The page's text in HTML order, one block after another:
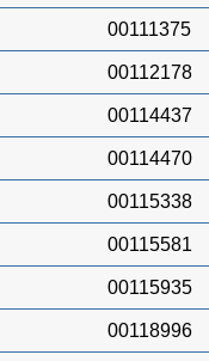
00111375
00112178
00114437
00114470
00115338
00115581
00115935
00118996